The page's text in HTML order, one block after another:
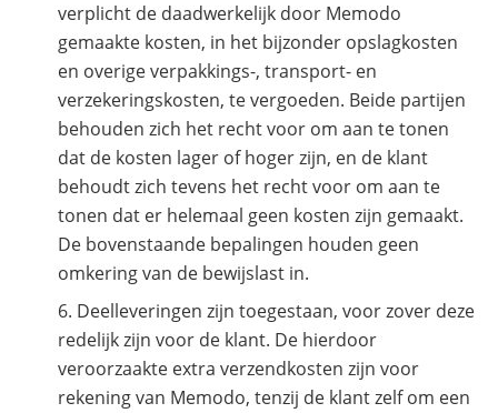
verplicht de daadwerkelijk door Memodo
gemaakte kosten, in het bijzonder opslagkosten
en overige verpakkings-, transport- en
verzekeringskosten, te vergoeden. Beide partijen
behouden zich het recht voor om aan te tonen
dat de kosten lager of hoger zijn, en de klant
behoudt zich tevens het recht voor om aan te
tonen dat er helemaal geen kosten zijn gemaakt.
De bovenstaande bepalingen houden geen
omkering van de bewijslast in.
Deelleveringen zijn toegestaan, voor zover deze
redelijk zijn voor de klant. De hierdoor
veroorzaakte extra verzendkosten zijn voor
rekening van Memodo, tenzij de klant zelf om een